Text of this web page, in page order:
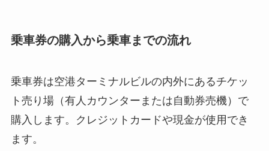
乗車券の購入から乗車までの流れ
乗車券は空港ターミナルビルの内外にあるチケッ
ト売り場（有人カウンターまたは自動券売機）で
購入します。クレジットカードや現金が使用でき
ます。